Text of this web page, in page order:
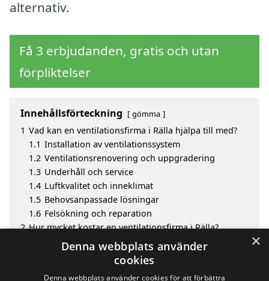
alternativ.
Få 3 erbjudanden, gratis och utan
förpliktelser
Innehållsförteckning gömma
1 Vad kan en ventilationsfirma i Rälla hjälpa till med?
1.1 Installation av ventilationssystem
1.2 Ventilationsrenovering och uppgradering
1.3 Underhåll och service
1.4 Luftkvalitet och inneklimat
1.5 Behovsanpassade lösningar
1.6 Felsökning och reparation
2 Hur mycket kostar en ventilationsfirma i Rälla?
Fördelar med att välja ventilationsfirma i Rälla
Sök efter en skicklig ventilationsfirma i de omgivande
×
Denna webbplats använder
cookies
Denna webbplats använder cookies för att förbättra